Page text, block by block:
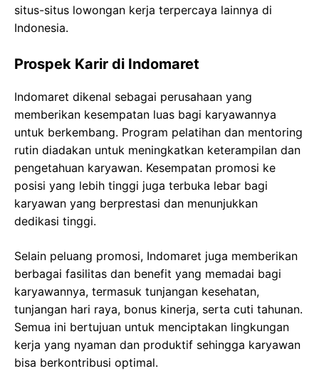
situs-situs lowongan kerja terpercaya lainnya di
Indonesia.
Prospek Karir di Indomaret
Indomaret dikenal sebagai perusahaan yang
memberikan kesempatan luas bagi karyawannya
untuk berkembang. Program pelatihan dan mentoring
rutin diadakan untuk meningkatkan keterampilan dan
pengetahuan karyawan. Kesempatan promosi ke
posisi yang lebih tinggi juga terbuka lebar bagi
karyawan yang berprestasi dan menunjukkan
dedikasi tinggi.
Selain peluang promosi, Indomaret juga memberikan
berbagai fasilitas dan benefit yang memadai bagi
karyawannya, termasuk tunjangan kesehatan,
tunjangan hari raya, bonus kinerja, serta cuti tahunan.
Semua ini bertujuan untuk menciptakan lingkungan
kerja yang nyaman dan produktif sehingga karyawan
bisa berkontribusi optimal.